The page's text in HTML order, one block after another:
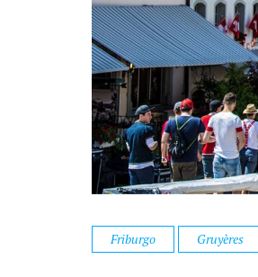
Friburgo Gruyères